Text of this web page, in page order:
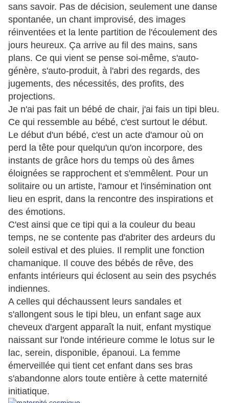
sans savoir. Pas de décision, seulement une danse
spontanée, un chant improvisé, des images
réinventées et la lente partition de l'écoulement des
jours heureux. Ça arrive au fil des mains, sans
plans. Ce qui vient se pense soi-même, s'auto-
génère, s'auto-produit, à l'abri des regards, des
jugements, des nécessités, des profits, des
projections.
Je n'ai pas fait un bébé de chair, j'ai fais un tipi bleu.
Ce qui ressemble au bébé, c'est surtout le début.
Le début d'un bébé, c'est un acte d'amour où on
perd la tête pour quelqu'un qu'on incorpore, des
instants de grâce hors du temps où des âmes
éloignées se rapprochent et s'emmêlent. Pour un
solitaire ou un artiste, l'amour et l'insémination ont
lieu en esprit, dans la rencontre des inspirations et
des émotions.
C'est ainsi que ce tipi qui a la couleur du beau
temps, ne se contente pas d'abriter des ardeurs du
soleil estival et des pluies. Il remplit une fonction
chamanique. Il couve des bébés de rêve, des
enfants intérieurs qui éclosent au sein des psychés
indiennes.
A celles qui déchaussent leurs sandales et
s'allongent sous le tipi bleu, un enfant sage aux
cheveux d'argent apparaît la nuit, enfant mystique
naissant sur l'onde intérieure comme le lotus sur le
lac, serein, disponible, épanoui. La femme
émerveillée qui tient cet enfant dans ses bras
s'abandonne alors toute entière à cette maternité
initiatique.